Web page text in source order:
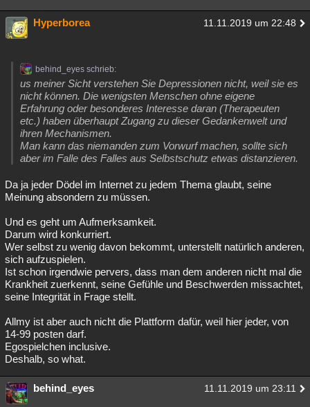
Hyperborea 11.11.2019 um 22:48
behind_eyes schrieb:
us meiner Sicht verstehen Sie Depressionen nicht, weil sie es
nicht können. Die wenigsten Menschen ohne eigene
Erfahrung oder besonderes Interesse daran (Therapeuten
etc.) haben überhaupt Zugang zu dieser Gedankenwelt und
ihren Mechanismen.
Man kann das niemanden zum Vorwurf machen, sollte sich
aber im Falle des Falles aus Selbstschutz etwas distanzieren.
Da ja jeder Dödel im Internet zu jedem Thema glaubt, seine
Meinung absondern zu müssen.
Und es geht um Aufmerksamkeit.
Darum wird konkurriert.
Wer selbst zu wenig davon bekommt, unterstellt natürlich anderen,
sich aufzuspielen.
Ist schon irgendwie pervers, dass man dem anderen nicht mal die
Krankheit zuerkennt, seine Gefühle und Beschwerden missachtet,
seine Integrität in Frage stellt.
Allmy ist aber auch nicht die Plattform dafür, weil hier jeder, von
14-99 posten darf.
Egospielchen inclusive.
Deshalb, so what.
behind_eyes 11.11.2019 um 23:11